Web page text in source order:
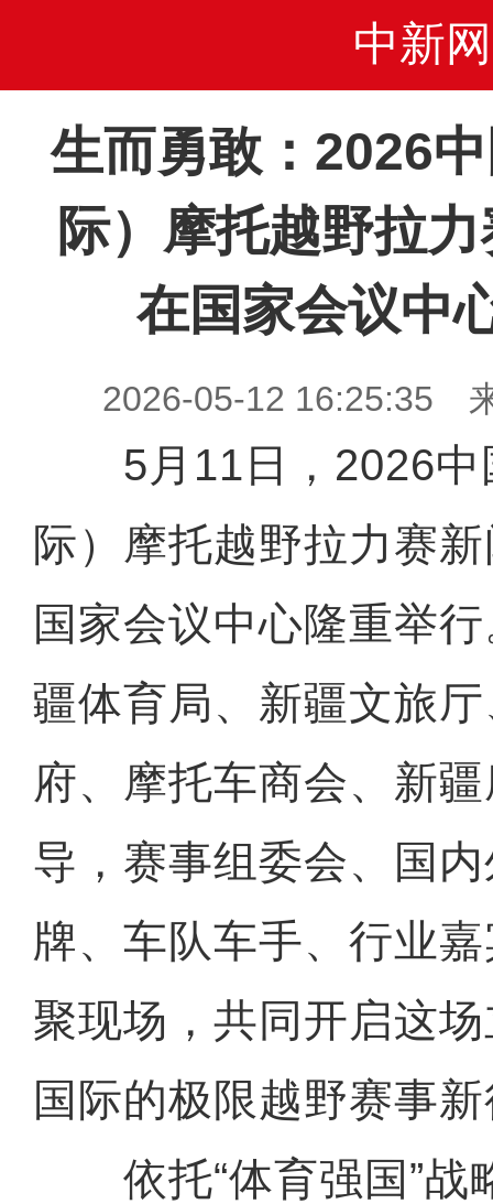
中新网
生而勇敢：2026
际）摩托越野拉
在国家会议中
2026-05-12 16:25:35
5月11日，2026中
际）摩托越野拉力赛
国家会议中心隆重举
疆体育局、新疆文旅
府、摩托车商会、新
导，赛事组委会、国
牌、车队车手、行业
聚现场，共同开启这
国际的极限越野赛事
依托“体育强国”战